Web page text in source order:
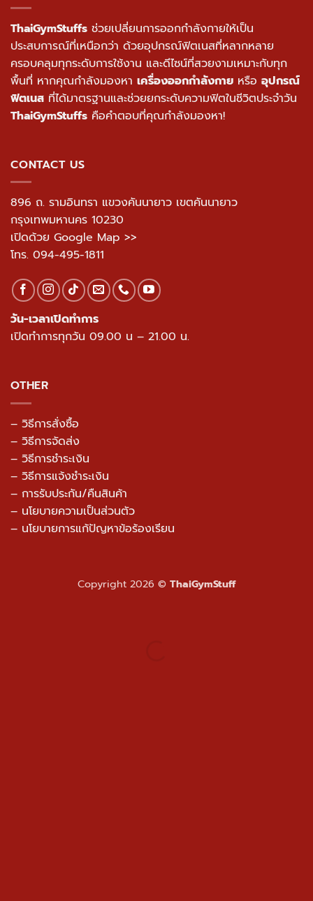
ThaiGymStuffs ช่วยเปลี่ยนการออกกำลังกายให้เป็น
ประสบการณ์ที่เหนือกว่า ด้วยอุปกรณ์ฟิตเนสที่หลากหลาย
ครอบคลุมทุกระดับการใช้งาน และดีไซน์ที่สวยงามเหมาะกับทุก
พื้นที่ หากคุณกำลังมองหา เครื่องออกกำลังกาย หรือ อุปกรณ์
ฟิตเนส ที่ได้มาตรฐานและช่วยยกระดับความฟิตในชีวิตประจำวัน
ThaiGymStuffs คือคำตอบที่คุณกำลังมองหา!
CONTACT US
896 ถ. รามอินทรา แขวงคันนายาว เขตคันนายาว
กรุงเทพมหานคร 10230
เปิดด้วย Google Map >>
โทร. 094-495-1811
วัน-เวลาเปิดทำการ
เปิดทำการทุกวัน 09.00 น – 21.00 น.
OTHER
– วิธีการสั่งซื้อ
– วิธีการจัดส่ง
– วิธีการชำระเงิน
– วิธีการแจ้งชำระเงิน
– การรับประกัน/คืนสินค้า
– นโยบายความเป็นส่วนตัว
– นโยบายการแก้ปัญหาข้อร้องเรียน
Copyright 2026 © ThaiGymStuff